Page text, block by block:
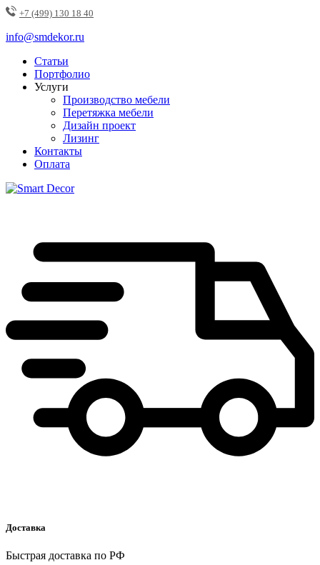
+7 (499) 130 18 40
info@smdekor.ru
Статьи
Портфолио
Услуги
Производство мебели
Перетяжка мебели
Дизайн проект
Лизинг
Контакты
Оплата
Доставка
Быстрая доставка по РФ